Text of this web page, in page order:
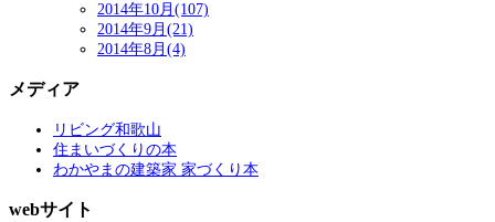
2014年10月(107)
2014年9月(21)
2014年8月(4)
メディア
リビング和歌山
住まいづくりの本
わかやまの建築家 家づくり本
webサイト